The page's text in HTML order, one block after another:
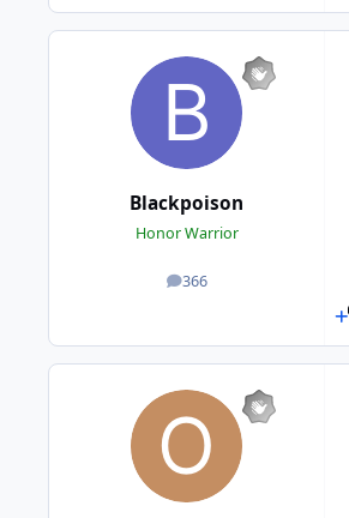
Blackpoison
Honor Warrior
366
posts